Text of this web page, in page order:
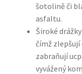
šotolině či
asfaltu.
Široké
čímž zlepšují
zabraňují
vyvážený